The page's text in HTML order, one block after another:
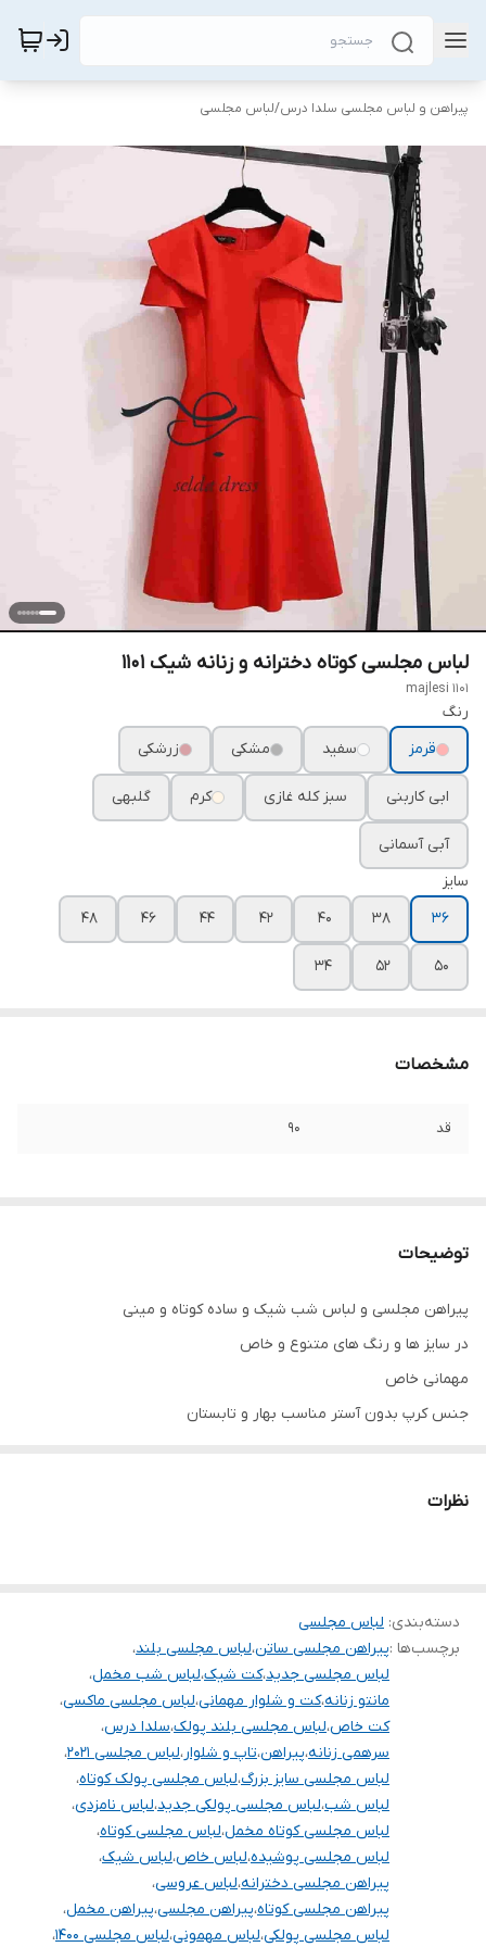
پیراهن و لباس مجلسی سلدا درس/لباس مجلسی
لباس مجلسی کوتاه دخترانه و زنانه شیک ۱۱۰۱
majlesi 1101
رنگ
قرمز
سفید مشکی زرشکی
ابی کاربنی سبز کله غازی کرم گلبهی
آبی آسمانی
سایز
۳۶
۳۸ ۴۰ ۴۲ ۴۴ ۴۶ ۴۸
۵۰ ۵۲ ۳۴
مشخصات
قد ۹۰
توضیحات
پیراهن مجلسی و لباس شب شیک و ساده کوتاه و مینی
در سایز ها و رنگ های متنوع و خاص
مهمانی خاص
جنس کرپ بدون آستر مناسب بهار و تابستان
امکان مرجوع یا تعویض مدل ندارد,فقط امکان تعویض سایز داریم.
نظرات
دسته‌بندی: لباس مجلسی
برچسب‌ها :پیراهن مجلسی ساتن،لباس مجلسی بلند،
لباس مجلسی جدید،کت شیک،لباس شب مخمل،
مانتو زنانه،کت و شلوار مهمانی،لباس مجلسی ماکسی،
کت خاص،لباس مجلسی بلند پولک،سلدا درس،
سرهمی زنانه،پیراهن،تاپ و شلوار،لباس مجلسی ۲۰۲۱
،
لباس مجلسی سایز بزرگ،لباس مجلسی پولک کوتاه،
لباس شب،لباس مجلسی پولکی جدید،لباس نامزدی،
لباس مجلسی کوتاه مخمل،لباس مجلسی کوتاه،
لباس مجلسی پوشیده،لباس خاص،لباس شیک،
پیراهن مجلسی دخترانه،لباس عروسی،
پیراهن مجلسی کوتاه،پیراهن مجلسی،پیراهن مخمل،
لباس مجلسی پولکی،لباس مهمونی،لباس مجلسی ۱۴۰۰ ،